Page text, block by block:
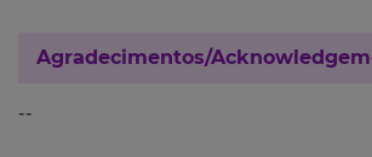
Agradecimentos/
--